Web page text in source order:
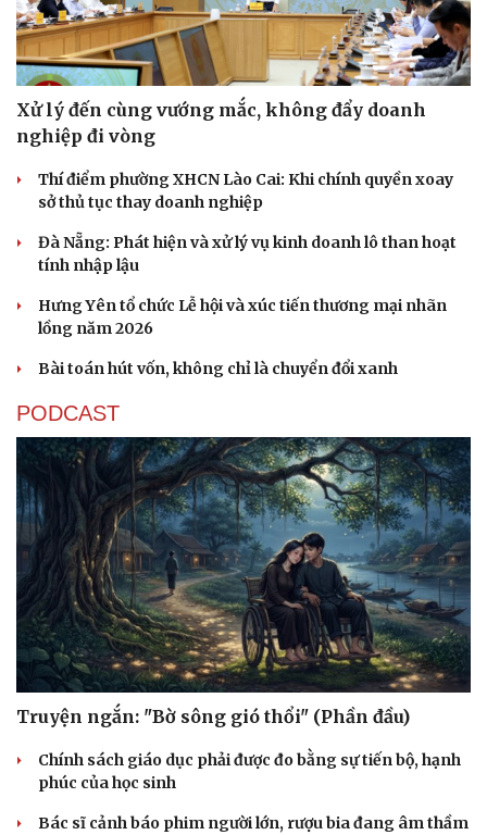
Cải chính
Xử lý đến cùng vướng mắc, không đẩy doanh
nghiệp đi vòng
Thí điểm phường XHCN Lào Cai: Khi chính quyền xoay
sở thủ tục thay doanh nghiệp
Đà Nẵng: Phát hiện và xử lý vụ kinh doanh lô than hoạt
tính nhập lậu
Hưng Yên tổ chức Lễ hội và xúc tiến thương mại nhãn
lồng năm 2026
Bài toán hút vốn, không chỉ là chuyển đổi xanh
PODCAST
Truyện ngắn: "Bờ sông gió thổi" (Phần đầu)
Chính sách giáo dục phải được đo bằng sự tiến bộ, hạnh
phúc của học sinh
Bác sĩ cảnh báo phim người lớn, rượu bia đang âm thầm